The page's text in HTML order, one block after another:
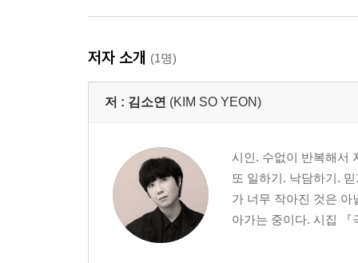
저자 소개 (1명)
저 : 김소연 (KIM SO YEON)
시인. 수없이 반복해서
또 일하기. 낙담하기.
가 너무 작아진 것은
아가는 중이다. 시집 『